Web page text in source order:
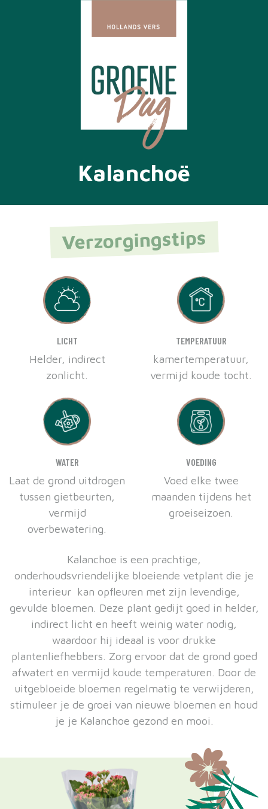
Kalanchoë
Verzorgingstips
LICHT
Helder, indirect
zonlicht.
TEMPERATUUR
kamertemperatuur,
vermijd koude tocht.
WATER
Laat de grond uitdrogen
tussen gietbeurten,
vermijd
overbewatering.
VOEDING
Voed elke twee
maanden tijdens het
groeiseizoen.
Kalanchoe is een prachtige,
onderhoudsvriendelijke bloeiende vetplant die je
interieur kan opfleuren met zijn levendige,
gevulde bloemen. Deze plant gedijt goed in helder,
indirect licht en heeft weinig water nodig,
waardoor hij ideaal is voor drukke
plantenliefhebbers. Zorg ervoor dat de grond goed
afwatert en vermijd koude temperaturen. Door de
uitgebloeide bloemen regelmatig te verwijderen,
stimuleer je de groei van nieuwe bloemen en houd
je je Kalanchoe gezond en mooi.